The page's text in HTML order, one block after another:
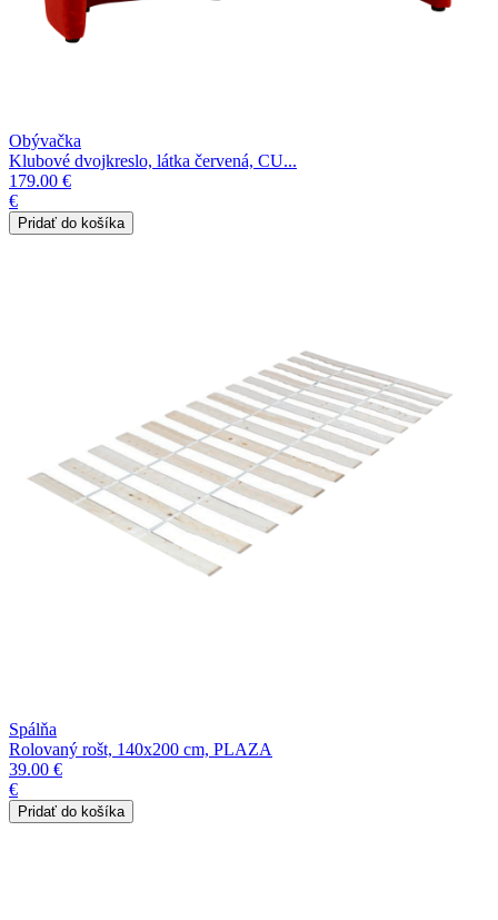
Obývačka
Klubové dvojkreslo, látka červená, CU...
179.00 €
€
Spálňa
Rolovaný rošt, 140x200 cm, PLAZA
39.00 €
€